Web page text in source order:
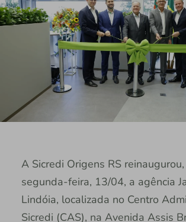
A Sicredi Origens RS
segunda-feira, 13/04, a agência
Lindóia, localizada no Centro
Sicredi (CAS), na Avenida Assis